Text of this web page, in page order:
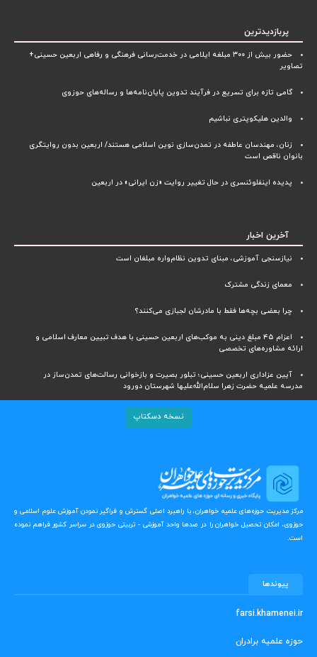
پربازدیدترین
حضور بیش از ۳۰۰ مبلغه ایلامی در خدمت‌رسانی فرهنگی و رفاهی اربعین حسینی+
تصاویر
گامی تازه برای تسریع در فرآیند تدوین پایان‌نامه‌ها و رساله‌های حوزوی
والدین هلیکوپتری نباشیم
زنان، مهندسان عاطفه در تمدن‌سازی نوین اسلامی هستند/ اربعین بدون روایتگری
بانوان ناقص است
پدیده اینفلوئنسری در حال تغییر روایت «زن ایرانی» در اربعین
آخرین اخبار
نیازسنجی آموزشی، مبنای تدوین نظام‌واره مبلغان است
معمای زندگی مشترک
چرا بعضی بچه‌ها فقط با مادرشان لجبازی می‌کنند؟
اعزام ۴۵ مبلغ دینی به موکب‌های اربعین حسینی با هدف تبیین معارف اسلامی و
ارائه مشاوره‌های تخصصی
آیین عزاداری اربعین حسینی؛ تبلور بصیرت و بازخوانی رسالت‌های تمدن‌ساز در
مدرسه علمیه حضرت زهرا سلام‌الله‌علیها شهرستان دورود
نسخه دسکتاپ
مرکز مدیریت حوزه‌های علمیه خواهران، با راهبرد اصلی گسترش و فراگیر نمودن آموزش علوم اسلامی و
حوزوی، امکان تحصیل خواهران را در صدها واحد آموزشی - تربیتی حوزوی در سراسر کشور فراهم نموده
است.
پیوندها
farsi.khamenei.ir
حوزه علمیه برادران